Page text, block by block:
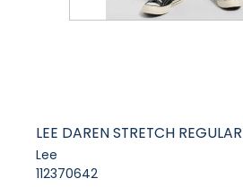
LEE DAREN STRETCH
Lee
112370642